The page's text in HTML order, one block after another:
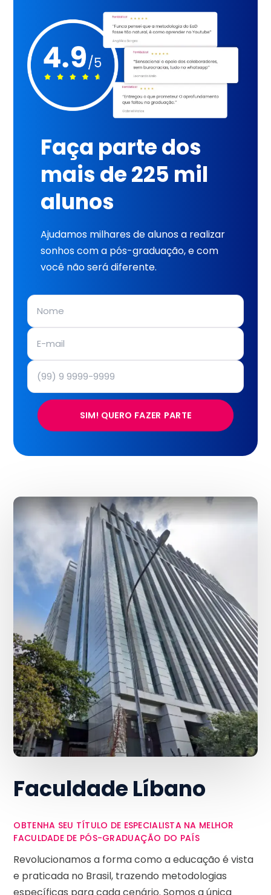
Faça parte dos
mais de 225 mil
alunos
Ajudamos milhares de alunos a realizar
sonhos com a pós-graduação, e com
você não será diferente.
SIM! QUERO FAZER PARTE
Faculdade Líbano
OBTENHA SEU TÍTULO DE ESPECIALISTA NA MELHOR
FACULDADE DE PÓS-GRADUAÇÃO DO PAÍS
Revolucionamos a forma como a educação é vista
e praticada no Brasil, trazendo metodologias